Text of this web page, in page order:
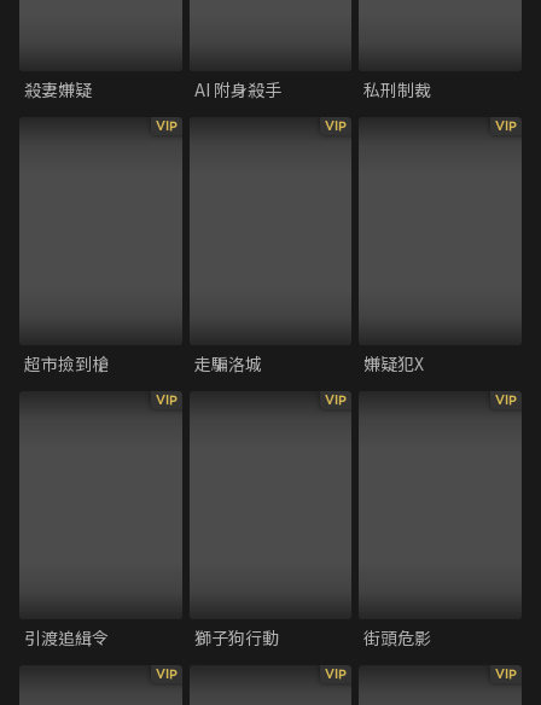
殺妻嫌疑 AI 附身殺手 私刑制裁
VIP
超市撿到槍
VIP
走騙洛城
VIP
嫌疑犯X
VIP
引渡追緝令
VIP
獅子狗行動
VIP
街頭危影
VIP VIP VIP